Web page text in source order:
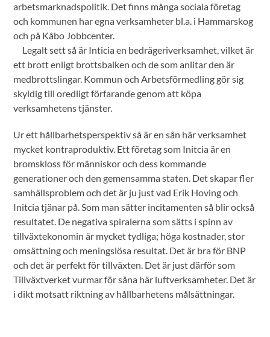
arbetsmarknadspolitik. Det finns många sociala företag
och kommunen har egna verksamheter bl.a. i Hammarskog
och på Kåbo Jobbcenter.
Legalt sett så är Inticia en bedrägeriverksamhet, vilket är
ett brott enligt brottsbalken och de som anlitar den är
medbrottslingar. Kommun och Arbetsförmedling gör sig
skyldig till oredligt förfarande genom att köpa
verksamhetens tjänster.
Ur ett hållbarhetsperspektiv så är en sån här verksamhet
mycket kontraproduktiv. Ett företag som Initcia är en
bromskloss för människor och dess kommande
generationer och den gemensamma staten. Det skapar fler
samhällsproblem och det är ju just vad Erik Hoving och
Initcia tjänar på. Som man sätter incitamenten så blir också
resultatet. De negativa spiralerna som sätts i spinn av
tillväxtekonomin är mycket tydliga; höga kostnader, stor
omsättning och meningslösa resultat. Det är bra för BNP
och det är perfekt för tillväxten. Det är just därför som
Tillväxtverket vurmar för såna här luftverksamheter. Det är
i dikt motsatt riktning av hållbarhetens målsättningar.